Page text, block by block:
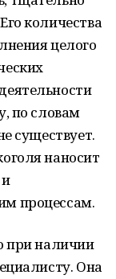
количества
целого
по словам
существует.
наносит
процессам.
при наличии
Она